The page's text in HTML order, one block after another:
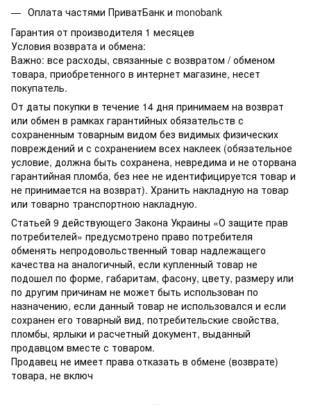
Оплата частями ПриватБанк и monobank
Гарантия от производителя 1 месяцев
Условия возврата и обмена:
Важно: все расходы, связанные с возвратом / обменом
товара, приобретенного в интернет магазине, несет
покупатель.
От даты покупки в течение 14 дня принимаем на возврат
или обмен в рамках гарантийных обязательств с
сохраненным товарным видом без видимых физических
повреждений и с сохранением всех наклеек (обязательное
условие, должна быть сохранена, невредима и не оторвана
гарантийная пломба, без нее не идентифицируется товар и
не принимается на возврат). Хранить накладную на товар
или товарно транспортною накладную.
Статьей 9 действующего Закона Украины «О защите прав
потребителей» предусмотрено право потребителя
обменять непродовольственный товар надлежащего
качества на аналогичный, если купленный товар не
подошел по форме, габаритам, фасону, цвету, размеру или
по другим причинам не может быть использован по
назначению, если данный товар не использовался и если
сохранен его товарный вид, потребительские свойства,
пломбы, ярлыки и расчетный документ, выданный
продавцом вместе с товаром.
Продавец не имеет права отказать в обмене (возврате)
товара, не включ